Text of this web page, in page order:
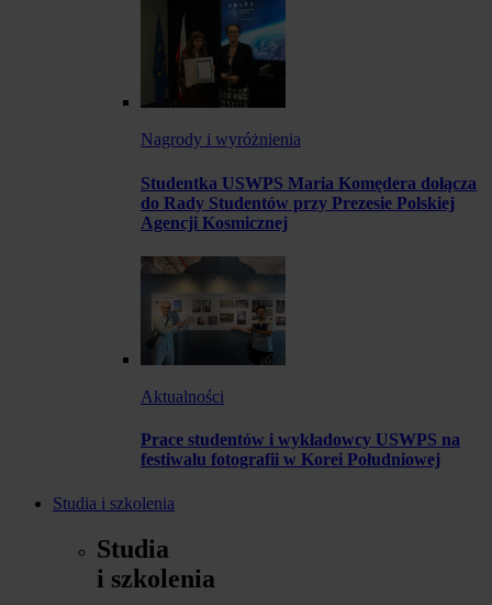
Nagrody i wyróżnienia
Studentka USWPS Maria Komędera dołącza
do Rady Studentów przy Prezesie Polskiej
Agencji Kosmicznej
Aktualności
Prace studentów i wykładowcy USWPS na
festiwalu fotografii w Korei Południowej
Studia i szkolenia
Studia
i szkolenia